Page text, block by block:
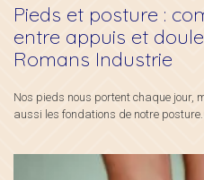
Pieds et posture :
entre appuis et
Romans Industrie
Nos pieds nous portent chaque jour,
aussi les fondations de notre